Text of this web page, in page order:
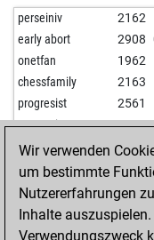
perseiniv 2162
early abort 2908
onetfan 1962
chessfamily 2163
progresist 2561
progresist 2555
progresist 2549
progresist 2543
progresist 2537
dylan mcclain 2141
gilbertsy 2000
Wir verwenden
um bestimmte
Nutzererfahrungen
Inhalte
Verwendungszweck